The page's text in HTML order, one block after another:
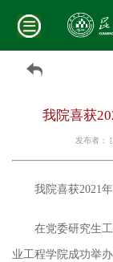
我院喜获
发布者： [
我院喜获2021
在党委研究生
业工程学院成功举